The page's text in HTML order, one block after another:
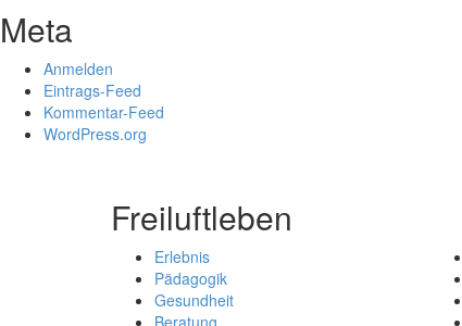
Meta
Anmelden
Eintrags-Feed
Kommentar-Feed
WordPress.org
Freiluftleben
Erlebnis
Pädagogik
Gesundheit
Beratung